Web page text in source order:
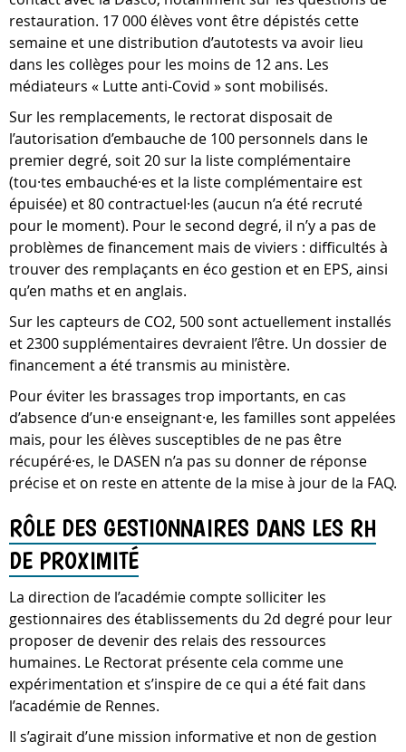
restauration. 17 000 élèves vont être dépistés cette
semaine et une distribution d’autotests va avoir lieu
dans les collèges pour les moins de 12 ans. Les
médiateurs « Lutte anti-Covid » sont mobilisés.
Sur les remplacements, le rectorat disposait de
l’autorisation d’embauche de 100 personnels dans le
premier degré, soit 20 sur la liste complémentaire
(tou·tes embauché·es et la liste complémentaire est
épuisée) et 80 contractuel·les (aucun n’a été recruté
pour le moment). Pour le second degré, il n’y a pas de
problèmes de financement mais de viviers : difficultés à
trouver des remplaçants en éco gestion et en EPS, ainsi
qu’en maths et en anglais.
Sur les capteurs de CO2, 500 sont actuellement installés
et 2300 supplémentaires devraient l’être. Un dossier de
financement a été transmis au ministère.
Pour éviter les brassages trop importants, en cas
d’absence d’un·e enseignant·e, les familles sont appelées
mais, pour les élèves susceptibles de ne pas être
récupéré·es, le DASEN n’a pas su donner de réponse
précise et on reste en attente de la mise à jour de la FAQ.
RÔLE DES GESTIONNAIRES DANS LES RH
DE PROXIMITÉ
La direction de l’académie compte solliciter les
gestionnaires des établissements du 2d degré pour leur
proposer de devenir des relais des ressources
humaines. Le Rectorat présente cela comme une
expérimentation et s’inspire de ce qui a été fait dans
l’académie de Rennes.
Il s’agirait d’une mission informative et non de gestion